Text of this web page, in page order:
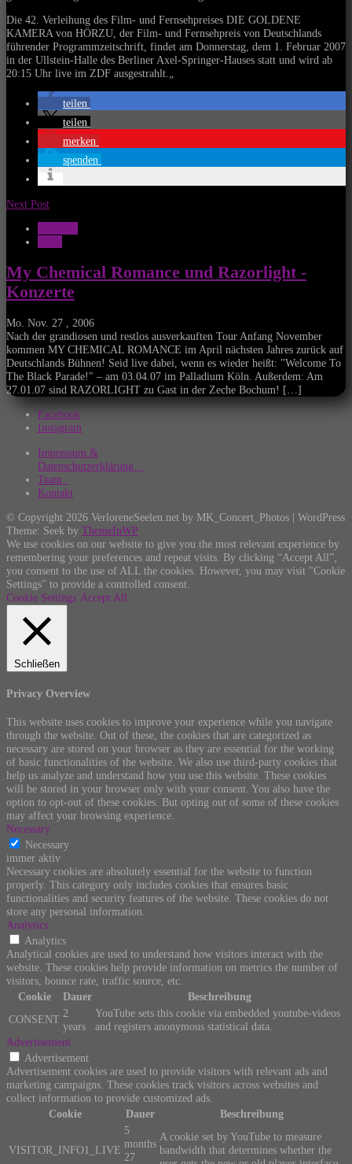
Die 42. Verleihung des Film- und Fernsehpreises DIE GOLDENE
KAMERA von HÖRZU, der Film- und Fernsehpreis von Deutschlands
führender Programmzeitschrift, findet am Donnerstag, dem 1. Februar 2007
in der Ullstein-Halle des Berliner Axel-Springer-Hauses statt und wird ab
20:15 Uhr live im ZDF ausgestrahlt.
teilen
teilen
merken
spenden
Next Post
My Chemical Romance und Razorlight -
Konzerte
Mo. Nov. 27 , 2006
Nach der grandiosen und restlos ausverkauften Tour Anfang November
kommen MY CHEMICAL ROMANCE im April nächsten Jahres zurück auf
Deutschlands Bühnen! Seid live dabei, wenn es wieder heißt: "Welcome To
The Black Parade!" – am 03.04.07 im Palladium Köln. Außerdem: Am
27.01.07 sind RAZORLIGHT zu Gast in der Zeche Bochum! […]
Facebook
Instagram
Impressum &
Datenschutzerklärung
Team
Kontakt
© Copyright 2026 VerloreneSeelen.net by MK_Concert_Photos | WordPress
Theme: Seek by ThemeInWP
We use cookies on our website to give you the most relevant experience by
remembering your preferences and repeat visits. By clicking “Accept All”,
you consent to the use of ALL the cookies. However, you may visit "Cookie
Settings" to provide a controlled consent.
Cookie Settings Accept All
Schließen
Privacy Overview
This website uses cookies to improve your experience while you navigate
through the website. Out of these, the cookies that are categorized as
necessary are stored on your browser as they are essential for the working
of basic functionalities of the website. We also use third-party cookies that
help us analyze and understand how you use this website. These cookies
will be stored in your browser only with your consent. You also have the
option to opt-out of these cookies. But opting out of some of these cookies
may affect your browsing experience.
Necessary
Necessary
immer aktiv
Necessary cookies are absolutely essential for the website to function
properly. This category only includes cookies that ensures basic
functionalities and security features of the website. These cookies do not
store any personal information.
Analytics
Analytics
Analytical cookies are used to understand how visitors interact with the
website. These cookies help provide information on metrics the number of
visitors, bounce rate, traffic source, etc.
Cookie
Dauer
Beschreibung
CONSENT 2
years
YouTube sets this cookie via embedded youtube-videos
and registers anonymous statistical data.
Advertisement
Advertisement
Advertisement cookies are used to provide visitors with relevant ads and
marketing campaigns. These cookies track visitors across websites and
collect information to provide customized ads.
Cookie
Dauer Beschreibung
VISITOR_INFO1_LIVE
5
months
27
A cookie set by YouTube to measure
bandwidth that determines whether the